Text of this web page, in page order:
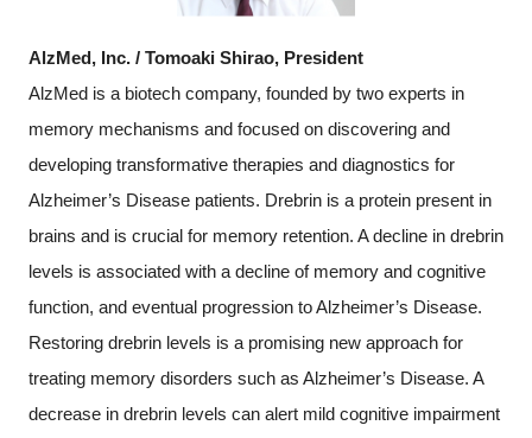
AlzMed, Inc. / Tomoaki Shirao, President
AlzMed is a biotech company, founded by two experts in
memory mechanisms and focused on discovering and
developing transformative therapies and diagnostics for
Alzheimer’s Disease patients. Drebrin is a protein present in
brains and is crucial for memory retention. A decline in drebrin
levels is associated with a decline of memory and cognitive
function, and eventual progression to Alzheimer’s Disease.
Restoring drebrin levels is a promising new approach for
treating memory disorders such as Alzheimer’s Disease. A
decrease in drebrin levels can alert mild cognitive impairment